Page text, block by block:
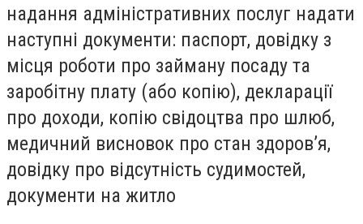
надання адміністративних послуг надати
наступні документи: паспорт, довідку з
місця роботи про займану посаду та
заробітну плату (або копію), декларації
про доходи, копію свідоцтва про шлюб,
ме­дичний висновок про стан здоров’я,
довідку про відсутність судимостей,
документи на житло